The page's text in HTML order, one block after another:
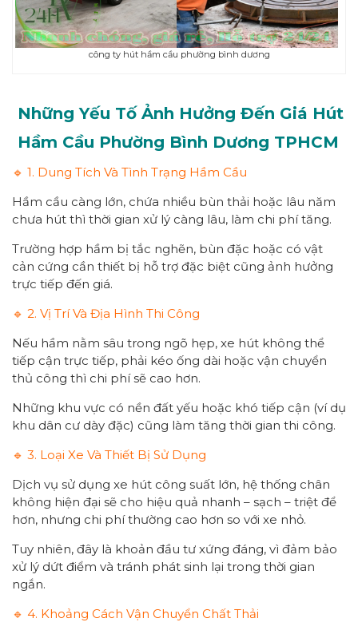
công ty hút hầm cầu phường bình dương
Những Yếu Tố Ảnh Hưởng Đến Giá Hút
Hầm Cầu Phường Bình Dương TPHCM
🔹 1. Dung Tích Và Tình Trạng Hầm Cầu
Hầm cầu càng lớn, chứa nhiều bùn thải hoặc lâu năm
chưa hút thì thời gian xử lý càng lâu, làm chi phí tăng.
Trường hợp hầm bị tắc nghẽn, bùn đặc hoặc có vật
cản cứng cần thiết bị hỗ trợ đặc biệt cũng ảnh hưởng
trực tiếp đến giá.
🔹 2. Vị Trí Và Địa Hình Thi Công
Nếu hầm nằm sâu trong ngõ hẹp, xe hút không thể
tiếp cận trực tiếp, phải kéo ống dài hoặc vận chuyển
thủ công thì chi phí sẽ cao hơn.
Những khu vực có nền đất yếu hoặc khó tiếp cận (ví dụ
khu dân cư dày đặc) cũng làm tăng thời gian thi công.
🔹 3. Loại Xe Và Thiết Bị Sử Dụng
Dịch vụ sử dụng xe hút công suất lớn, hệ thống chân
không hiện đại sẽ cho hiệu quả nhanh – sạch – triệt để
hơn, nhưng chi phí thường cao hơn so với xe nhỏ.
Tuy nhiên, đây là khoản đầu tư xứng đáng, vì đảm bảo
xử lý dứt điểm và tránh phát sinh lại trong thời gian
ngắn.
🔹 4. Khoảng Cách Vận Chuyển Chất Thải